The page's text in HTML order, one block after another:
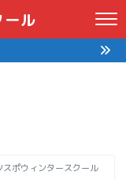
ール
スポウィンタースクール